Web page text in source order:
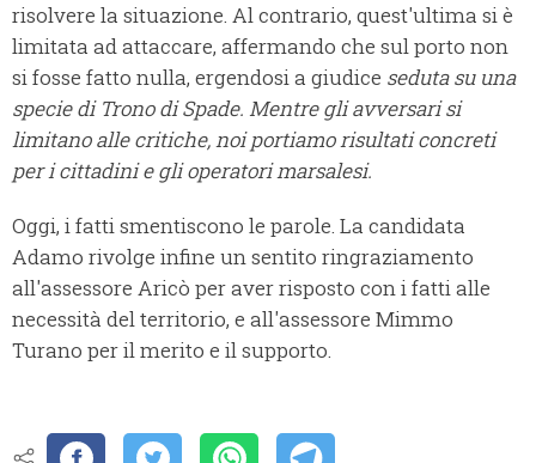
risolvere la situazione. Al contrario, quest'ultima si è
limitata ad attaccare, affermando che sul porto non
si fosse fatto nulla, ergendosi a giudice seduta su una
specie di Trono di Spade. Mentre gli avversari si
limitano alle critiche, noi portiamo risultati concreti
per i cittadini e gli operatori marsalesi.
Oggi, i fatti smentiscono le parole. La candidata
Adamo rivolge infine un sentito ringraziamento
all'assessore Aricò per aver risposto con i fatti alle
necessità del territorio, e all'assessore Mimmo
Turano per il merito e il supporto.